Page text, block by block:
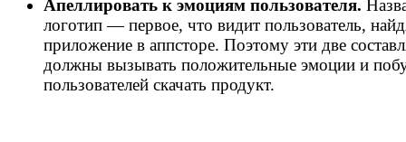
Апеллировать к эмоциям пользователя.
логотип — первое, что видит пользователь,
приложение в аппсторе. Поэтому эти две
должны вызывать положительные эмоции и
пользователей скачать продукт.